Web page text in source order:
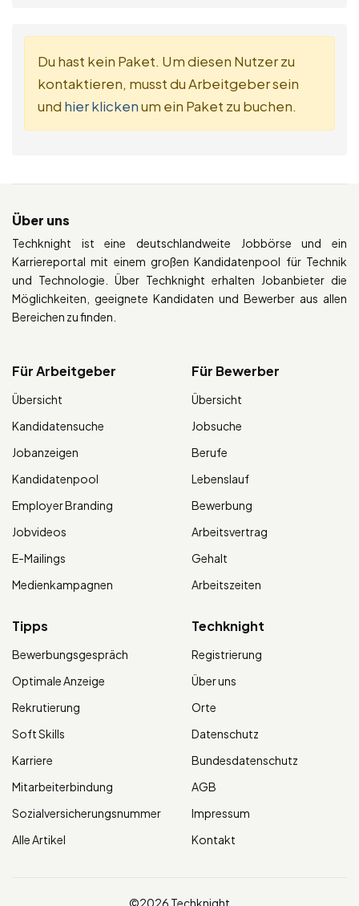
Du hast kein Paket. Um diesen Nutzer zu
kontaktieren, musst du Arbeitgeber sein
und hier klickenum ein Paket zu buchen.
Über uns
Techknight ist eine deutschlandweite Jobbörse und ein
Karriereportal mit einem großen Kandidatenpool für Technik
und Technologie. Über Techknight erhalten Jobanbieter die
Möglichkeiten, geeignete Kandidaten und Bewerber aus allen
Bereichen zu finden.
Für Arbeitgeber
Übersicht
Kandidatensuche
Jobanzeigen
Kandidatenpool
Employer Branding
Jobvideos
E-Mailings
Medienkampagnen
Für Bewerber
Übersicht
Jobsuche
Berufe
Lebenslauf
Bewerbung
Arbeitsvertrag
Gehalt
Arbeitszeiten
Tipps
Bewerbungsgespräch
Optimale Anzeige
Rekrutierung
Soft Skills
Karriere
Mitarbeiterbindung
Sozialversicherungsnummer
Alle Artikel
Techknight
Registrierung
Über uns
Orte
Datenschutz
Bundesdatenschutz
AGB
Impressum
Kontakt
©2026 Techknight